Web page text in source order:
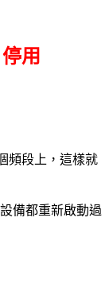
用
頻段上，這樣就
備都重新啟動過